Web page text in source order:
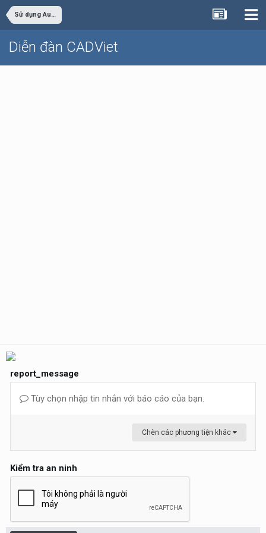
Sử dụng AutoCAD
Diễn đàn CADViet
report_message
Tùy chọn nhập tin nhắn với báo cáo của bạn.
Chèn các phương tiện khác
Kiểm tra an ninh